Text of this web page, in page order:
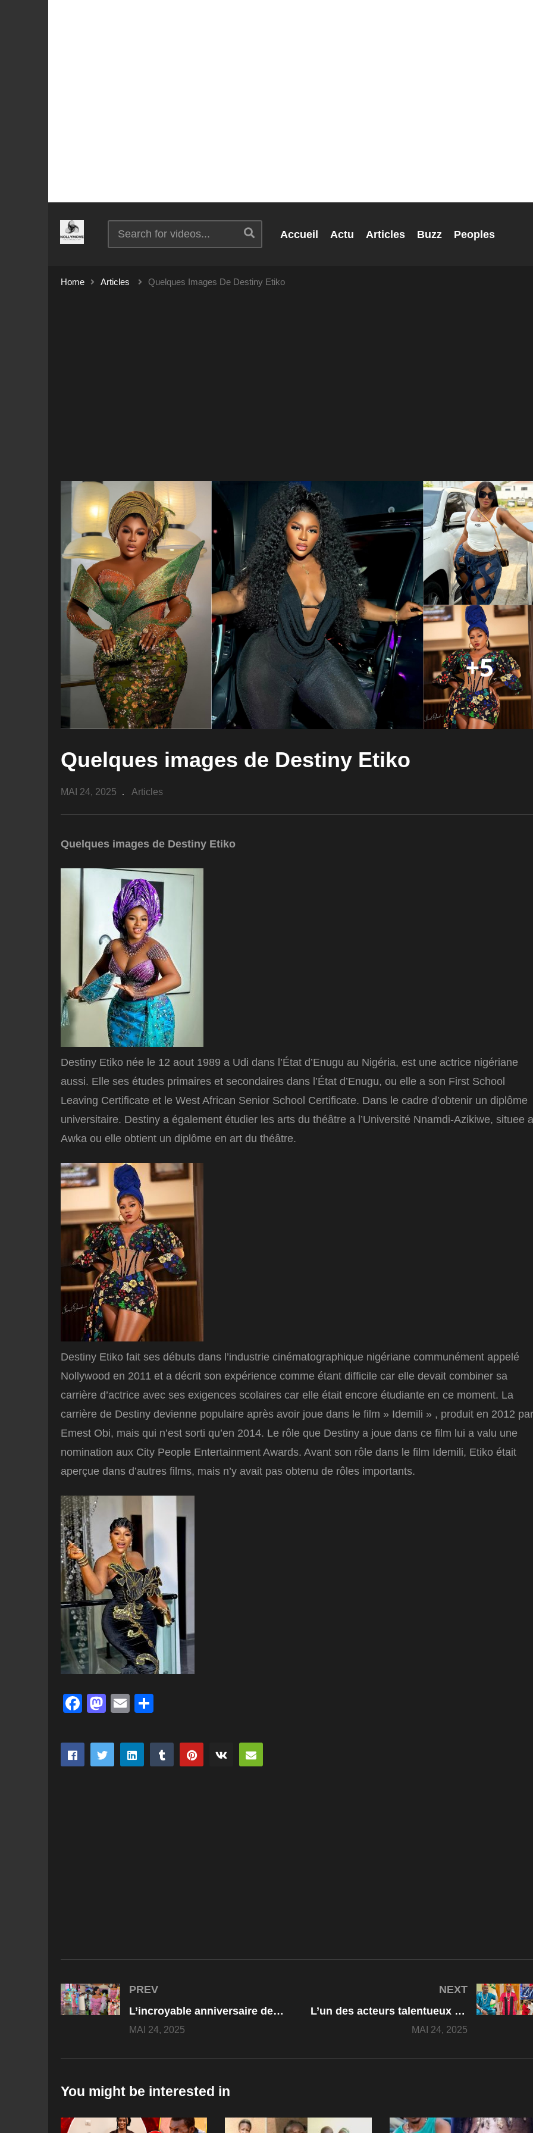
Accueil Actu Articles Buzz Peoples
Home Articles Quelques Images De Destiny Etiko
Quelques images de Destiny Etiko
MAI 24, 2025 Articles
Quelques images de Destiny Etiko
Destiny Etiko née le 12 aout 1989 a Udi dans l’État d’Enugu au Nigéria, est une actrice nigériane
aussi. Elle ses études primaires et secondaires dans l’État d’Enugu, ou elle a son First School
Leaving Certificate et le West African Senior School Certificate. Dans le cadre d’obtenir un diplôme
universitaire. Destiny a également étudier les arts du théâtre a l’Université Nnamdi-Azikiwe, situee a
Awka ou elle obtient un diplôme en art du théâtre.
Destiny Etiko fait ses débuts dans l’industrie cinématographique nigériane communément appelé
Nollywood en 2011 et a décrit son expérience comme étant difficile car elle devait combiner sa
carrière d’actrice avec ses exigences scolaires car elle était encore étudiante en ce moment. La
carrière de Destiny devienne populaire après avoir joue dans le film » Idemili » , produit en 2012 par
Emest Obi, mais qui n’est sorti qu’en 2014. Le rôle que Destiny a joue dans ce film lui a valu une
nomination aux City People Entertainment Awards. Avant son rôle dans le film Idemili, Etiko était
aperçue dans d’autres films, mais n’y avait pas obtenu de rôles importants.
Facebook
Mastodon
Email
PREV
L’incroyable anniversaire de Maman Ngozi Ezeonu
MAI 24, 2025
NEXT
L’un des acteurs talentueux du Nigérians, Zubby Michael
MAI 24, 2025
You might be interested in